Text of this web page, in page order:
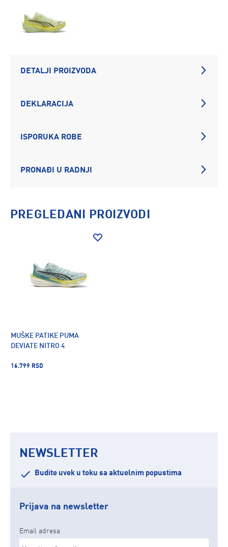
DETALJI PROIZVODA
DEKLARACIJA
ISPORUKA ROBE
PRONAĐI U RADNJI
PREGLEDANI PROIZVODI
MUŠKE PATIKE PUMA
DEVIATE NITRO 4
16.799 RSD
NEWSLETTER
Budite uvek u toku sa aktuelnim popustima
Prijava na newsletter
Email adresa